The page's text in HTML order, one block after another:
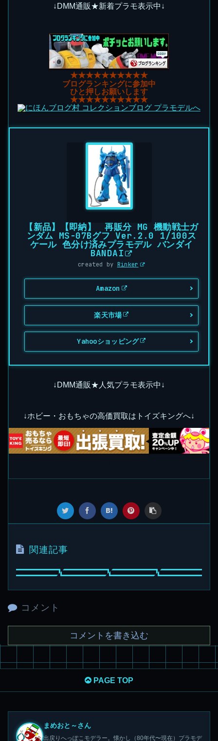
↓DMM通販★新着プラモ表示中↓
★★★★★★★★★★
ブログランキングに参加中
ひと押しお願いします
★★★★★★★★★★
【新品】【即納】 再販分 MG 機動戦士ガ
ンダム MS-07Bグフ Ver.2.0 1/100ス
ケール 色分け済みプラモデル バンダイ
BANDAI
created by Rinker
Amazon
楽天市場
Yahooショッピング
↓DMM通販★人気プラモ表示中↓
↓ホビー・おもちゃの高価買取はトイズキングへ↓
関連記事
コメント
コメントを書き込む
PAGE TOP
まめおと～さん
出戻りへっぽこモデラー。懐かし（80年代〜現在）プラモデ